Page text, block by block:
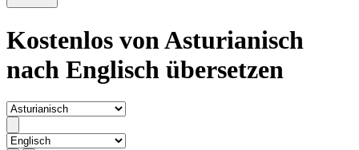
Kostenlos von Asturianisch
nach Englisch übersetzen